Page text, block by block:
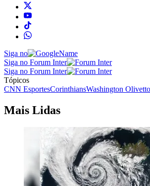
Siga no
Siga no Forum Inter
Siga no Forum Inter
Tópicos
CNN EsportesCorinthiansWashington Olivetto
Mais Lidas